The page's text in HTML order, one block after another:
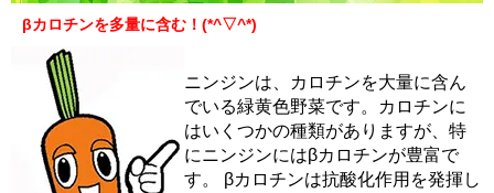
βカロチンを多量に含む！(*^▽^*)
ニンジンは、カロチンを大量に含ん
でいる緑黄色野菜です。カロチンに
はいくつかの種類がありますが、特
にニンジンにはβカロチンが豊富で
す。 βカロチンは抗酸化作用を発揮し